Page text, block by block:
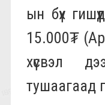
ын бүх
15.000₮
хүсвэл
тушаагаад